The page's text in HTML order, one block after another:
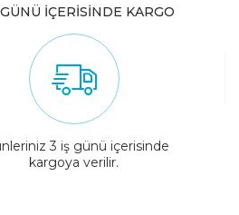
İÇERİSİNDE KARGO
3 iş günü içerisinde
kargoya verilir.